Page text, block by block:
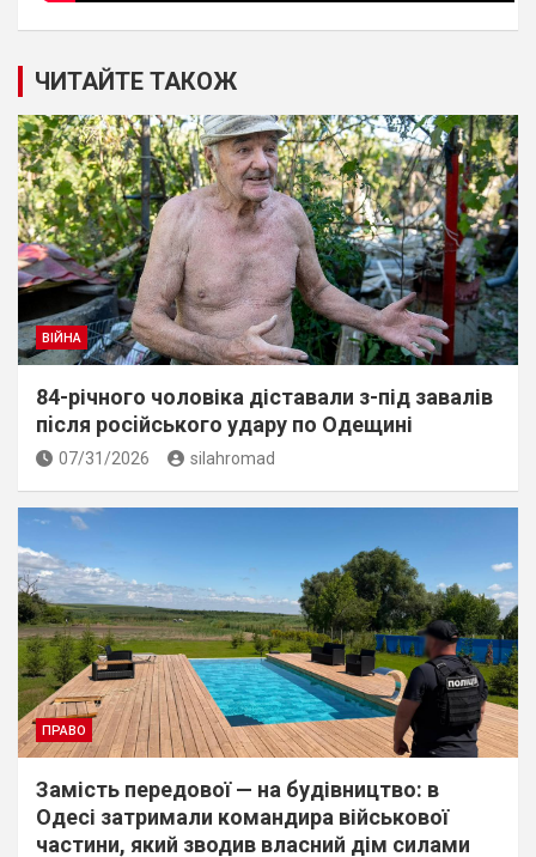
ЧИТАЙТЕ ТАКОЖ
ВІЙНА
84-річного чоловіка діставали з-під завалів
пiсля росiйського удару по Одещині
07/31/2026 silahromad
ПРАВО
Замість передової — на будівництво: в
Одесі затримали командира військової
частини, який зводив власний дім силами